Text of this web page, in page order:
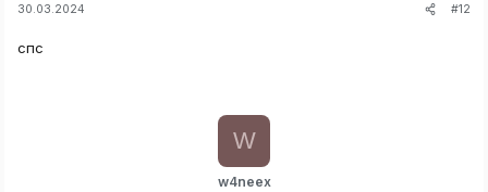
30.03.2024 #12
спс
w4neex
W